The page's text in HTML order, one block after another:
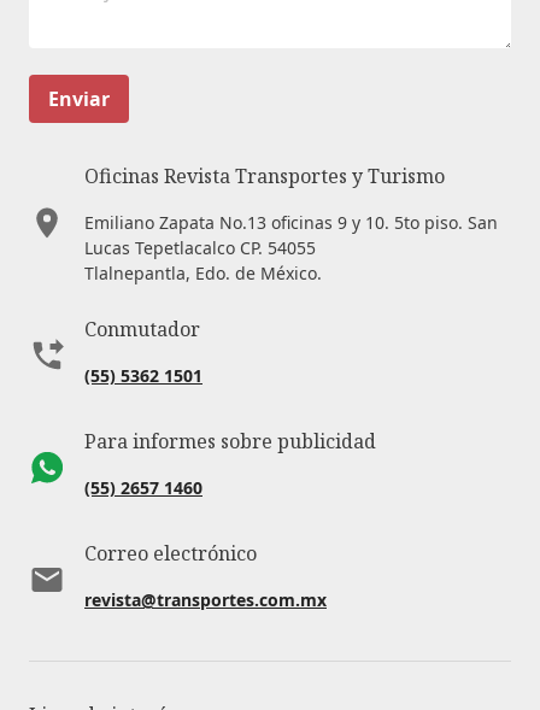
Enviar
Oficinas Revista Transportes y Turismo
Emiliano Zapata No.13 oficinas 9 y 10. 5to piso. San
Lucas Tepetlacalco CP. 54055
Tlalnepantla, Edo. de México.
Conmutador
(55) 5362 1501
Para informes sobre publicidad
(55) 2657 1460
Correo electrónico
revista@transportes.com.mx